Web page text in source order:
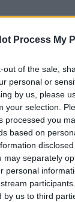
Process My
out of the sale,
personal or
by us, please
your selection.
processed you
based on
may separately
personal
by us to third